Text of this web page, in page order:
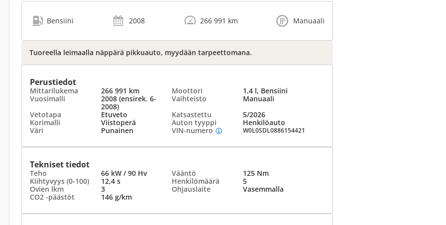
Bensiini 2008 266 991 km Manuaali
Tuoreella leimaalla näppärä pikkuauto, myydään tarpeettomana.
Perustiedot
Mittarilukema 266 991 km Moottori
1,4 l, Bensiini
Vuosimalli
2008 (ensirek. 6-
2008)
Vaihteisto
Manuaali
Vetotapa
Etuveto Katsastettu
5/2026
Korimalli
Viistoperä Auton tyyppi
Henkilöauto
Väri
Punainen VIN-numero W0L0SDL0886154421
Tekniset tiedot
Teho 66 kW / 90 Hv Vääntö
125 Nm
Kiihtyvyys (0-100)
12,4 s Henkilömäärä
5
Ovien lkm
3 Ohjauslaite
Vasemmalla
CO2 -päästöt
146 g/km